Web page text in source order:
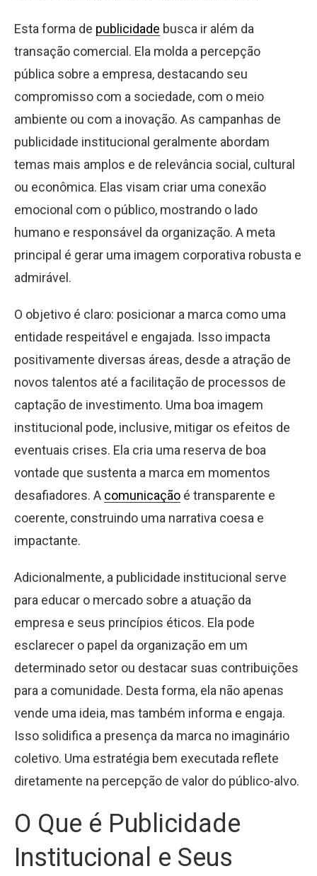
Esta forma de publicidade busca ir além da
transação comercial. Ela molda a percepção
pública sobre a empresa, destacando seu
compromisso com a sociedade, com o meio
ambiente ou com a inovação. As campanhas de
publicidade institucional geralmente abordam
temas mais amplos e de relevância social, cultural
ou econômica. Elas visam criar uma conexão
emocional com o público, mostrando o lado
humano e responsável da organização. A meta
principal é gerar uma imagem corporativa robusta e
admirável.
O objetivo é claro: posicionar a marca como uma
entidade respeitável e engajada. Isso impacta
positivamente diversas áreas, desde a atração de
novos talentos até a facilitação de processos de
captação de investimento. Uma boa imagem
institucional pode, inclusive, mitigar os efeitos de
eventuais crises. Ela cria uma reserva de boa
vontade que sustenta a marca em momentos
desafiadores. A comunicação é transparente e
coerente, construindo uma narrativa coesa e
impactante.
Adicionalmente, a publicidade institucional serve
para educar o mercado sobre a atuação da
empresa e seus princípios éticos. Ela pode
esclarecer o papel da organização em um
determinado setor ou destacar suas contribuições
para a comunidade. Desta forma, ela não apenas
vende uma ideia, mas também informa e engaja.
Isso solidifica a presença da marca no imaginário
coletivo. Uma estratégia bem executada reflete
diretamente na percepção de valor do público-alvo.
O Que é Publicidade
Institucional e Seus